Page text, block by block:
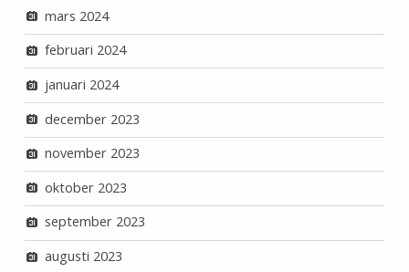
mars 2024
februari 2024
januari 2024
december 2023
november 2023
oktober 2023
september 2023
augusti 2023